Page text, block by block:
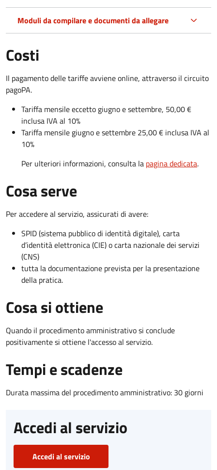
Moduli da compilare e documenti da allegare
Costi
Il pagamento delle tariffe avviene online, attraverso il circuito
pagoPA.
Tariffa mensile eccetto giugno e settembre, 50,00 €
inclusa IVA al 10%
Tariffa mensile giugno e settembre 25,00 € inclusa IVA al
10%
Per ulteriori informazioni, consulta la pagina dedicata.
Cosa serve
Per accedere al servizio, assicurati di avere:
SPID (sistema pubblico di identità digitale), carta
d’identità elettronica (CIE) o carta nazionale dei servizi
(CNS)
tutta la documentazione prevista per la presentazione
della pratica.
Cosa si ottiene
Quando il procedimento amministrativo si conclude
positivamente si ottiene l'accesso al servizio.
Tempi e scadenze
Durata massima del procedimento amministrativo: 30 giorni
Accedi al servizio
Accedi al servizio